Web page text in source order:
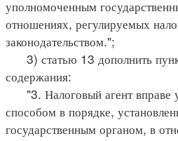
уполномоченным
отношениях, регулируемых
законодательством.";
3) статью 13 дополнить
содержания:
"3. Налоговый агент вправе
способом в порядке,
государственным органом, в